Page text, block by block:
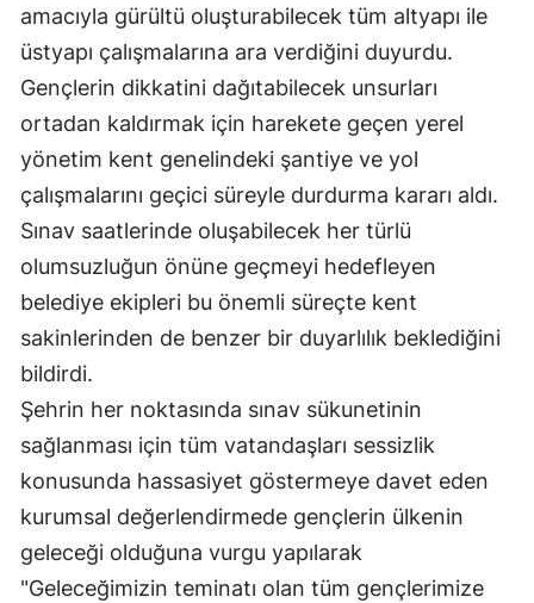
Gümüşhane
Hakkari
Hatay
Isparta
Mersin
İstanbul
İzmir
Kastamonu
Kayseri
Kırklareli
amacıyla gürültü oluşturabilecek tüm altyapı ile
üstyapı çalışmalarına ara verdiğini duyurdu.
Gençlerin dikkatini dağıtabilecek unsurları
ortadan kaldırmak için harekete geçen yerel
yönetim kent genelindeki şantiye ve yol
çalışmalarını geçici süreyle durdurma kararı aldı.
Sınav saatlerinde oluşabilecek her türlü
olumsuzluğun önüne geçmeyi hedefleyen
belediye ekipleri bu önemli süreçte kent
sakinlerinden de benzer bir duyarlılık beklediğini
bildirdi.
Şehrin her noktasında sınav sükunetinin
sağlanması için tüm vatandaşları sessizlik
konusunda hassasiyet göstermeye davet eden
kurumsal değerlendirmede gençlerin ülkenin
geleceği olduğuna vurgu yapılarak
"Geleceğimizin teminatı olan tüm gençlerimize